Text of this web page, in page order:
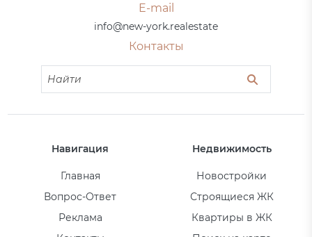
E-mail
info@new-york.realestate
Контакты
Навигация
Главная
Вопрос-Ответ
Реклама
Недвижимость
Новостройки
Строящиеся ЖК
Квартиры в ЖК